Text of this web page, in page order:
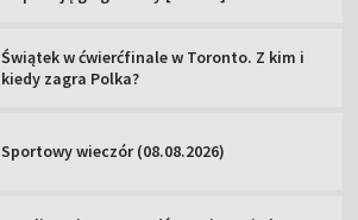
Świątek w ćwierćfinale w Toronto. Z kim i
kiedy zagra Polka?
Sportowy wieczór (08.08.2026)